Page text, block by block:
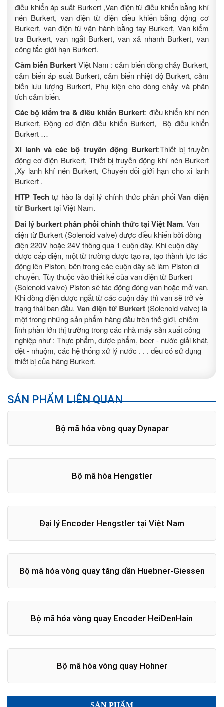
điều khiển áp suất Burkert ,Van điện từ điều khiển bằng khí
nén Burkert, van điện từ điện điều khiển bằng động cơ
Burkert, van điện từ vận hành bằng tay Burkert, Van kiểm
tra Burkert, van ngắt Burkert, van xả nhanh Burkert, van
công tắc giới hạn Burkert.
Cảm biến BurkertViệt Nam : cảm biến dòng chảy Burkert,
cảm biến áp suất Burkert, cảm biến nhiệt độ Burkert, cảm
biến lưu lượng Burkert, Phụ kiện cho dòng chảy và phân
tích cảm biến.
Các bộ kiểm tra & điều khiểnBurkert: điều khiển khí nén
Burkert, Động cơ điện điều khiển Burkert, Bộ điều khiển
Burkert …
Xi lanh và các bộ truyền động Burkert:Thiết bị truyền
động cơ điện Burkert, Thiết bị truyền động khí nén Burkert
,Xy lanh khí nén Burkert, Chuyển đổi giới hạn cho xi lanh
Burkert .
HTP Tech tự hào là đại lý chính thức phân phốiVan điện
từ Burkerttại Việt Nam.
Đai lý burkert phân phối chính thức tại Việt Nam. Van
điện từ Burkert (Solenoid valve) được điều khiển bởi dòng
điện 220V hoặc 24V thông qua 1 cuộn dây. Khi cuộn dây
được cấp điện, một từ trường được tạo ra, tạo thành lực tác
động lên Piston, bên trong các cuộn dây sẽ làm Piston di
chuyển. Tùy thuộc vào thiết kế của van điện từ Burkert
(Solenoid valve) Piston sẽ tác động đóng van hoặc mở van.
Khi dòng điện được ngắt từ các cuộn dây thì van sẽ trở về
trạng thái ban đầu. Van điện từ Burkert (Solenoid valve) là
một trong những sản phẩm hàng đầu trên thế giới, chiếm
lĩnh phần lớn thị trường trong các nhà máy sản xuất công
nghiệp như : Thực phẩm, dược phẩm, beer - nước giải khát,
dệt - nhuộm, các hệ thống xử lý nước . . . đều có sử dụng
thiết bị của hãng Burkert.
SẢN PHẨM LIÊN QUAN
Bộ mã hóa vòng quay Dynapar
Bộ mã hóa Hengstler
Đại lý Encoder Hengstler tại Việt Nam
Bộ mã hóa vòng quay tăng dần Huebner-Giessen
Bộ mã hóa vòng quay Encoder HeiDenHain
Bộ mã hóa vòng quay Hohner
SẢN PHẨM